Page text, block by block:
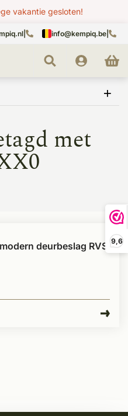
9,6
vakantie gesloten!
info@kempiq.be
met
deurbeslag RVS